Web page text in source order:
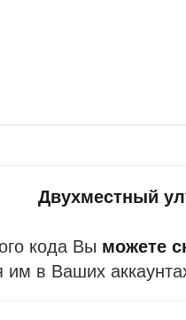
Двухместный
кода Вы можете
им в Ваших